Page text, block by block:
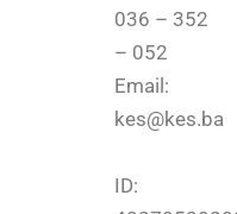
036 – 352
– 052
Email:
kes@kes.ba
ID: